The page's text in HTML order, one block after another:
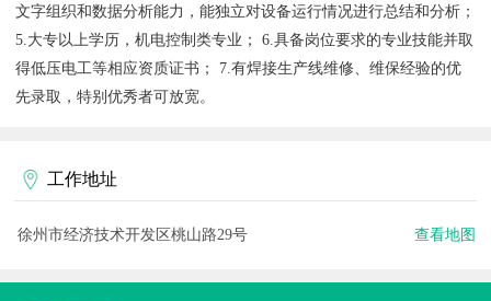
文字组织和数据分析能力，能独立对设备运行情况进行总结和分析；
5.大专以上学历，机电控制类专业； 6.具备岗位要求的专业技能并取
得低压电工等相应资质证书； 7.有焊接生产线维修、维保经验的优
先录取，特别优秀者可放宽。
工作地址
徐州市经济技术开发区桃山路29号 查看地图